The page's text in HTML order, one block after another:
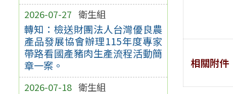
2026-07-27 衛生組
轉知：檢送財團法人台灣優良農
產品發展協會辦理115年度專家
帶路看國產豬肉生產流程活動簡
章一案。
2026-07-18 衛生組
相關附件